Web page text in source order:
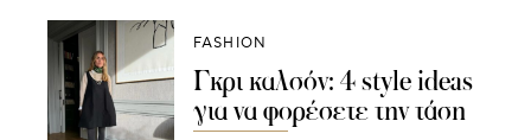
FASHION
Γκρι καλσόν: 4 style ideas
για να φορέσετε την τάση